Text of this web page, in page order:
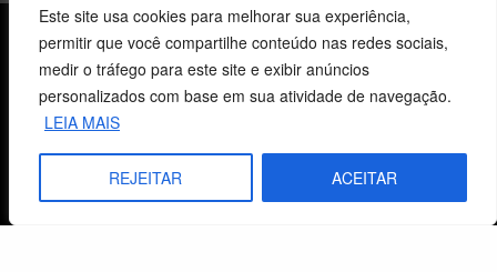
Este site usa cookies para melhorar sua experiência,
permitir que você compartilhe conteúdo nas redes sociais,
medir o tráfego para este site e exibir anúncios
personalizados com base em sua atividade de navegação.
LEIA MAIS
REJEITAR ACEITAR
Sobre o CEBI
Agenda